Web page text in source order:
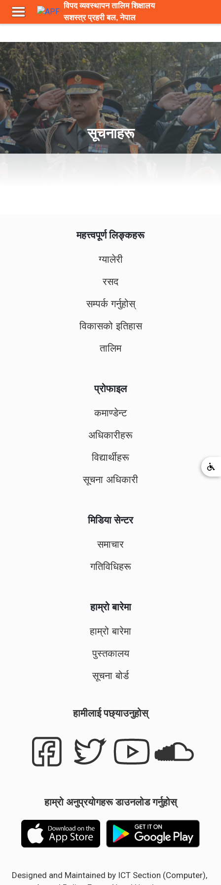
विपद व्यवस्थापन तालिम शिक्षालय
सशस्त्र प्रहरी बल, नेपाल
सूचनाहरू
महत्त्वपूर्ण लिङ्कहरू
ग्यालेरी
रसद
सम्पर्क गर्नुहोस्
विकासको इतिहास
तालिम
प्रोफाइल
कमाण्डेन्ट
अधिकारीहरू
विद्यार्थीहरू
सूचना अधिकारी
मिडिया सेन्टर
समाचार
गतिविधिहरू
हाम्रो बारेमा
हाम्रो बारेमा
पुस्तकालय
सूचना बोर्ड
हामीलाई पछ्याउनुहोस्
हाम्रो अनुप्रयोगहरू डाउनलोड गर्नुहोस्
Designed and Maintained by ICT Section (Computer),